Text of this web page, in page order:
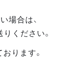
場合は、
ください。
ります。